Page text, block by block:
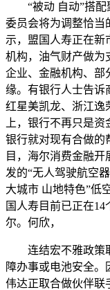
“被动 自动”搭配
委员会将为调整恰当
示，盟国人寿正在新
机构，油气财产做为
企业、金融机构、部
缘。有银行人士告诉
红星美凯龙、浙江逸
上，银行不再只是
银行就对现有合做的
目，海尔消费金融开
发的“无人驾驶航空
大城市 山地特色”低
国人寿目前已正在
尔。何欣，
连结宏不雅政策取
障办事或电池安全
伟达正取合做伙伴联